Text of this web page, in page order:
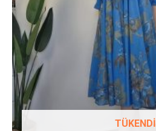
TÜKENDI